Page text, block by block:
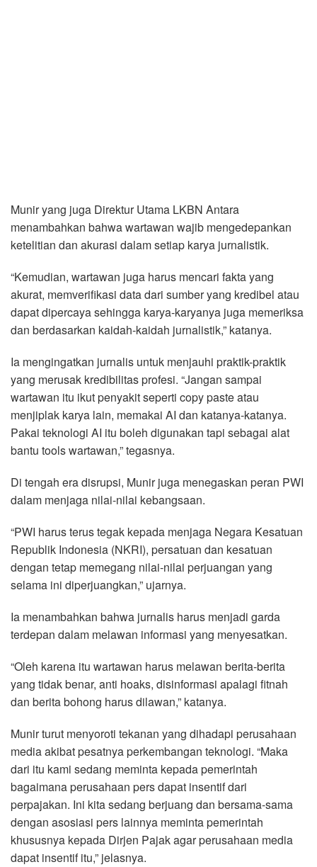
Munir yang juga Direktur Utama LKBN Antara
menambahkan bahwa wartawan wajib mengedepankan
ketelitian dan akurasi dalam setiap karya jurnalistik.
“Kemudian, wartawan juga harus mencari fakta yang
akurat, memverifikasi data dari sumber yang kredibel atau
dapat dipercaya sehingga karya-karyanya juga memeriksa
dan berdasarkan kaidah-kaidah jurnalistik,” katanya.
Ia mengingatkan jurnalis untuk menjauhi praktik-praktik
yang merusak kredibilitas profesi. “Jangan sampai
wartawan itu ikut penyakit seperti copy paste atau
menjiplak karya lain, memakai AI dan katanya-katanya.
Pakai teknologi AI itu boleh digunakan tapi sebagai alat
bantu tools wartawan,” tegasnya.
Di tengah era disrupsi, Munir juga menegaskan peran PWI
dalam menjaga nilai-nilai kebangsaan.
“PWI harus terus tegak kepada menjaga Negara Kesatuan
Republik Indonesia (NKRI), persatuan dan kesatuan
dengan tetap memegang nilai-nilai perjuangan yang
selama ini diperjuangkan,” ujarnya.
Ia menambahkan bahwa jurnalis harus menjadi garda
terdepan dalam melawan informasi yang menyesatkan.
“Oleh karena itu wartawan harus melawan berita-berita
yang tidak benar, anti hoaks, disinformasi apalagi fitnah
dan berita bohong harus dilawan,” katanya.
Munir turut menyoroti tekanan yang dihadapi perusahaan
media akibat pesatnya perkembangan teknologi. “Maka
dari itu kami sedang meminta kepada pemerintah
bagaimana perusahaan pers dapat insentif dari
perpajakan. Ini kita sedang berjuang dan bersama-sama
dengan asosiasi pers lainnya meminta pemerintah
khususnya kepada Dirjen Pajak agar perusahaan media
dapat insentif itu,” jelasnya.